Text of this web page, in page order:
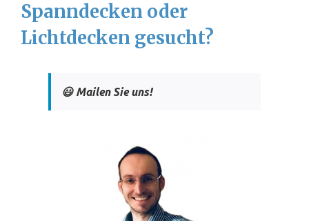
Spanndecken oder
Lichtdecken gesucht?
😃 Mailen Sie uns!